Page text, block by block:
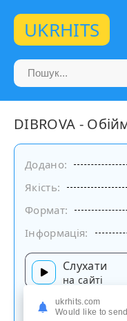
UKRHITS
DIBROVA -
Додано:
Якість:
Формат:
Інформація:
Слухати
на сайті
ukrhits.com
Would like to